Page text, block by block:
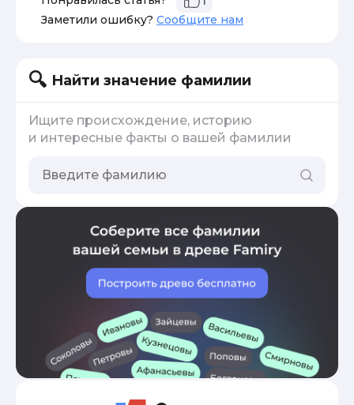
Заметили ошибку? Сообщите нам
Найти значение фамилии
Ищите происхождение, историю
и интересные факты о вашей фамилии